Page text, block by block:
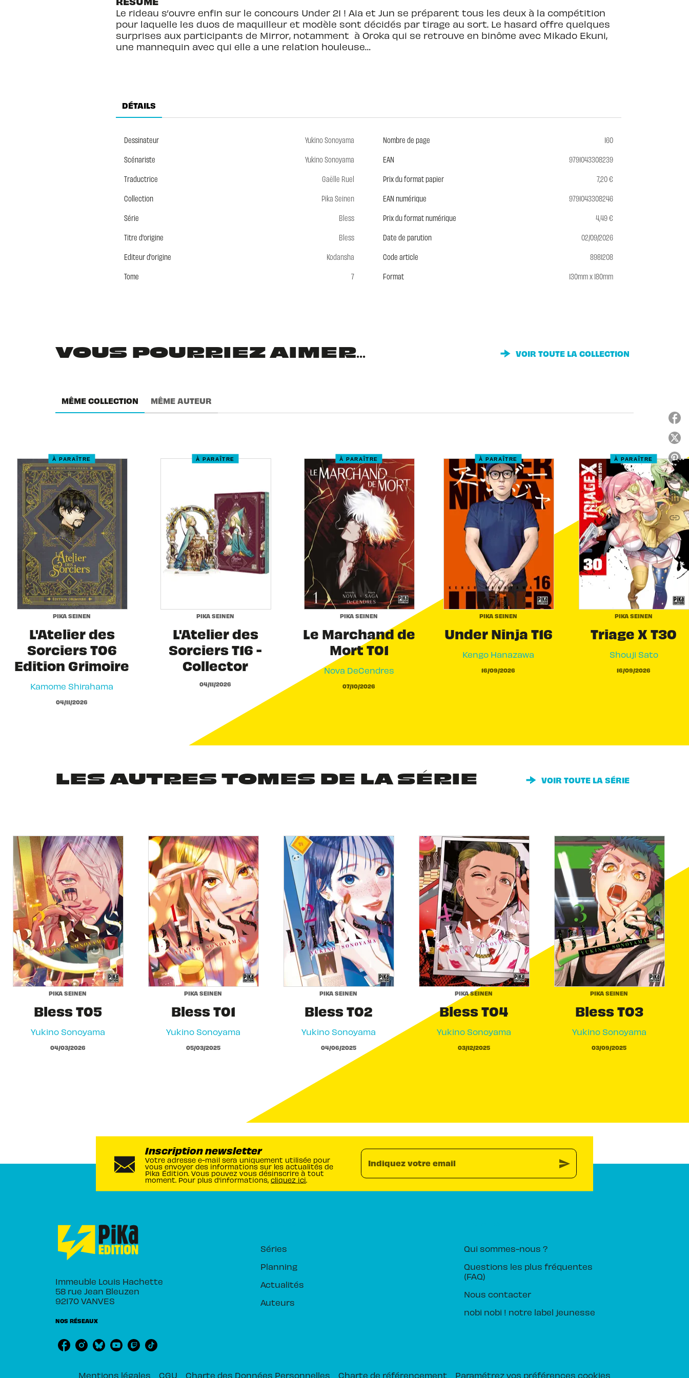
Le rideau s’ouvre enfin sur le concours Under 21 ! Aia et Jun se préparent tous les deux à la compétition
pour laquelle les duos de maquilleur et modèle sont décidés par tirage au sort. Le hasard offre quelques
surprises aux participants de Mirror, notamment à Oroka qui se retrouve en binôme avec Mikado Ekuni,
une mannequin avec qui elle a une relation houleuse…
DÉTAILS
Dessinateur
Yukino Sonoyama
Scénariste
Yukino Sonoyama
Traductrice
Gaëlle Ruel
Collection
Pika Seinen
Série
Bless
Titre d'origine
Bless
Editeur d'origine
Kodansha
Tome
7
Nombre de page
160
EAN
9791043308239
Prix du format papier
7,20 €
EAN numérique
9791043308246
Prix du format numérique
4,49 €
Date de parution
02/09/2026
Code article
8981208
Format
130mm x 180mm
VOUS POURRIEZ AIMER... VOIR TOUTE LA COLLECTION
MÊME COLLECTION MÊME AUTEUR
À PARAÎTRE
PIKA SEINEN
L'Atelier des
Sorciers T06
Edition Grimoire
Kamome Shirahama
04/11/2026
À PARAÎTRE
PIKA SEINEN
L'Atelier des
Sorciers T16 -
Collector
04/11/2026
À PARAÎTRE
PIKA SEINEN
Le Marchand de
Mort T01
Nova DeCendres
07/10/2026
À PARAÎTRE
PIKA SEINEN
Under Ninja T16
Kengo Hanazawa
16/09/2026
À PARAÎTRE
PIKA SEINEN
Triage X T30
Shouji Sato
16/09/2026
LES AUTRES TOMES DE LA SÉRIE VOIR TOUTE LA SÉRIE
PIKA SEINEN
Bless T05
Yukino Sonoyama
04/03/2026
PIKA SEINEN
Bless T01
Yukino Sonoyama
05/03/2025
PIKA SEINEN
Bless T02
Yukino Sonoyama
04/06/2025
PIKA SEINEN
Bless T04
Yukino Sonoyama
03/12/2025
PIKA SEINEN
Bless T03
Yukino Sonoyama
03/09/2025
link
Inscription newsletter
Votre adresse e-mail sera uniquement utilisée pour
vous envoyer des informations sur les actualités de
Pika Édition. Vous pouvez vous désinscrire à tout
moment. Pour plus d’informations, cliquez ici
Indiquez votre email send
Immeuble Louis Hachette
58 rue Jean Bleuzen
92170 VANVES
NOS RÉSEAUX
Séries
Planning
Actualités
Auteurs
Qui sommes-nous ?
Questions les plus fréquentes
(FAQ)
Nous contacter
nobi nobi ! notre label jeunesse
Mentions légales CGU Charte des Données Personnelles Charte de référencement Paramétrez vos préférences cookies